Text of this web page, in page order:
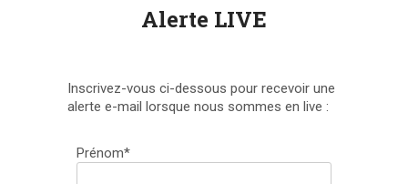
Alerte LIVE
Inscrivez-vous ci-dessous pour recevoir une
alerte e-mail lorsque nous sommes en live :
Prénom*